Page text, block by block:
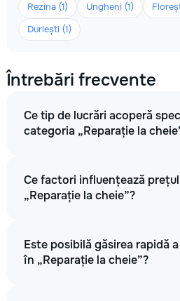
Rezina (1)
Ungheni (1)
Durlești (1)
Întrebări frecvente
Ce tip de lucrări acoperă
categoria „Reparație la
Ce factori influențează
„Reparație la cheie”?
Este posibilă găsirea rapidă
în „Reparație la cheie”?